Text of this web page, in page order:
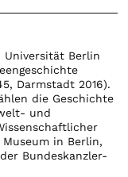
Universität Berlin
Darmstadt 2016).
die Geschichte
und
in Berlin,
Bundeskanzler-